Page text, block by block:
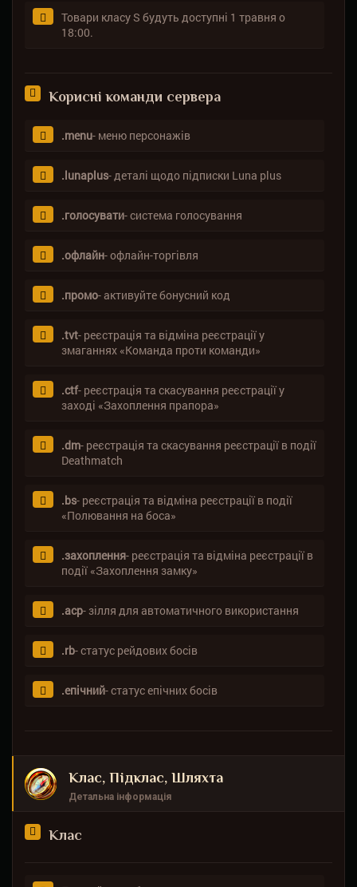
Товари класу S будуть доступні 1 травня о
18:00.
Корисні команди сервера
.menu- меню персонажів
.lunaplus- деталі щодо підписки Luna plus
.голосувати- система голосування
.офлайн- офлайн-торгівля
.промо- активуйте бонусний код
.tvt- реєстрація та відміна реєстрації у
змаганнях «Команда проти команди»
.ctf- реєстрація та скасування реєстрації у
заході «Захоплення прапора»
.dm- реєстрація та скасування реєстрації в події
Deathmatch
.bs- реєстрація та відміна реєстрації в події
«Полювання на боса»
.захоплення- реєстрація та відміна реєстрації в
події «Захоплення замку»
.acp- зілля для автоматичного використання
.rb- статус рейдових босів
.епічний- статус епічних босів
Клас, Підклас, Шляхта
Детальна інформація
Клас